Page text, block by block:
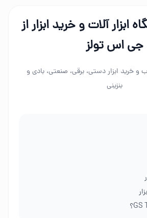
ابزار آلات و خرید ابزار از
جی اس تولز
و خرید ابزار دستی، برقی، صنعتی، بادی و
بنزینی